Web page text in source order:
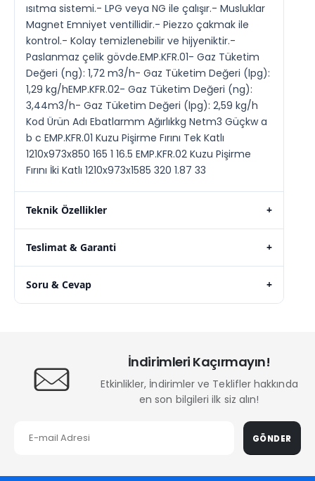
ısıtma sistemi.- LPG veya NG ile çalışır.- Musluklar
Magnet Emniyet ventillidir.- Piezzo çakmak ile
kontrol.- Kolay temizlenebilir ve hijyeniktir.-
Paslanmaz çelik gövde.EMP.KFR.01- Gaz Tüketim
Değeri (ng): 1,72 m3/h- Gaz Tüketim Değeri (lpg):
1,29 kg/hEMP.KFR.02- Gaz Tüketim Değeri (ng):
3,44m3/h- Gaz Tüketim Değeri (lpg): 2,59 kg/h
Kod Ürün Adı Ebatlarmm Ağırlıkkg Netm3 Güçkw a
b c EMP.KFR.01 Kuzu Pişirme Fırını Tek Katlı
1210x973x850 165 1 16.5 EMP.KFR.02 Kuzu Pişirme
Fırını İki Katlı 1210x973x1585 320 1.87 33
Teknik Özellikler +
Teslimat & Garanti +
Soru & Cevap +
İndirimleri Kaçırmayın!
Etkinlikler, İndirimler ve Teklifler hakkında
en son bilgileri ilk siz alın!
GÖNDER